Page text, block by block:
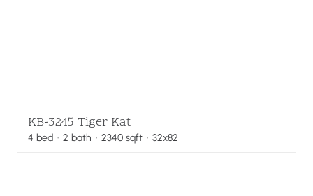
KB-3245 Tiger Kat
4 bed · 2 bath · 2340 sqft· 32x82